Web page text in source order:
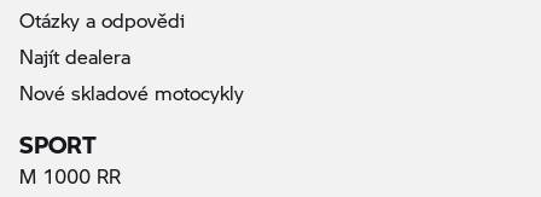
Otázky a odpovědi
Najít dealera
Nové skladové motocykly
SPORT
M 1000 RR